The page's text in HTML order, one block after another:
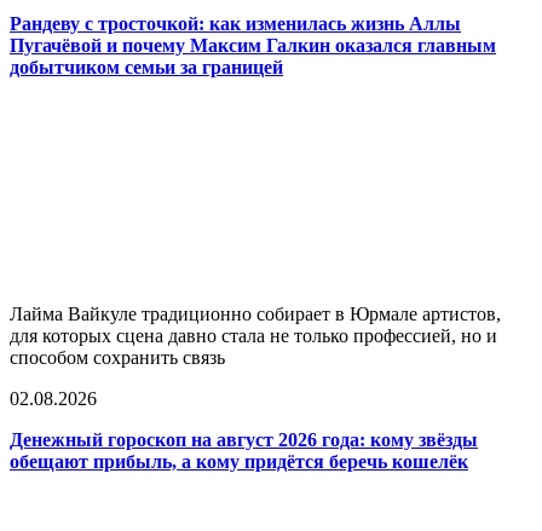
Рандеву с тросточкой: как изменилась жизнь Аллы
Пугачёвой и почему Максим Галкин оказался главным
добытчиком семьи за границей
Лайма Вайкуле традиционно собирает в Юрмале артистов,
для которых сцена давно стала не только профессией, но и
способом сохранить связь
02.08.2026
Денежный гороскоп на август 2026 года: кому звёзды
обещают прибыль, а кому придётся беречь кошелёк